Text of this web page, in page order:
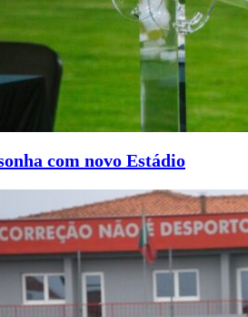
com novo Estádio